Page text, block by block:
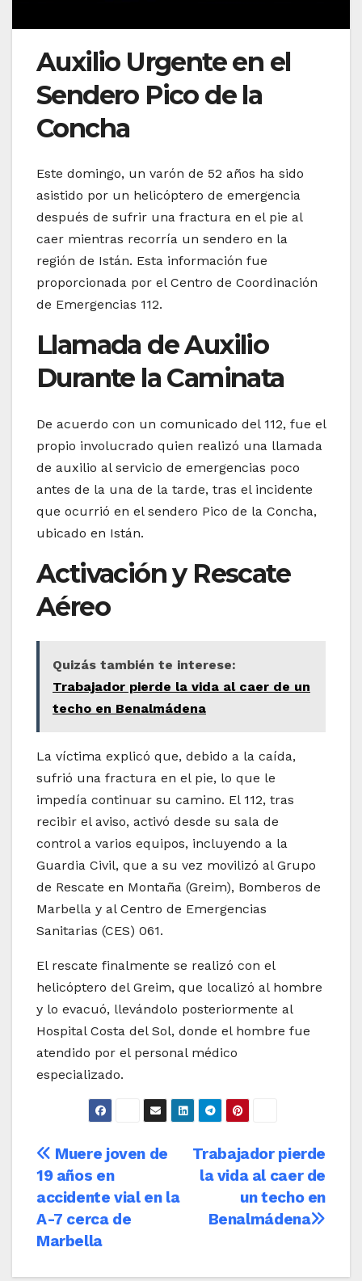
Auxilio Urgente en el
Sendero Pico de la
Concha
Este domingo, un varón de 52 años ha sido
asistido por un helicóptero de emergencia
después de sufrir una fractura en el pie al
caer mientras recorría un sendero en la
región de Istán. Esta información fue
proporcionada por el Centro de Coordinación
de Emergencias 112.
Llamada de Auxilio
Durante la Caminata
De acuerdo con un comunicado del 112, fue el
propio involucrado quien realizó una llamada
de auxilio al servicio de emergencias poco
antes de la una de la tarde, tras el incidente
que ocurrió en el sendero Pico de la Concha,
ubicado en Istán.
Activación y Rescate
Aéreo
Quizás también te interese:
Trabajador pierde la vida al caer de un
techo en Benalmádena
La víctima explicó que, debido a la caída,
sufrió una fractura en el pie, lo que le
impedía continuar su camino. El 112, tras
recibir el aviso, activó desde su sala de
control a varios equipos, incluyendo a la
Guardia Civil, que a su vez movilizó al Grupo
de Rescate en Montaña (Greim), Bomberos de
Marbella y al Centro de Emergencias
Sanitarias (CES) 061.
El rescate finalmente se realizó con el
helicóptero del Greim, que localizó al hombre
y lo evacuó, llevándolo posteriormente al
Hospital Costa del Sol, donde el hombre fue
atendido por el personal médico
especializado.
Navegación
de
entradas
Trabajador pierde
la vida al caer de
un techo en
Benalmádena
Muere joven de
19 años en
accidente vial en la
A-7 cerca de
Marbella